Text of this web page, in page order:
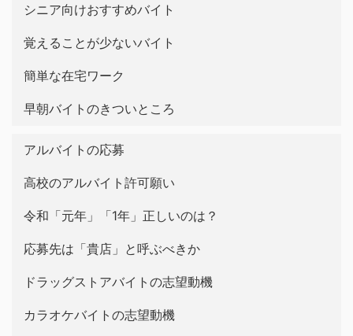
シニア向けおすすめバイト
覚えることが少ないバイト
簡単な在宅ワーク
早朝バイトのきついところ
アルバイトの応募
高校のアルバイト許可願い
令和「元年」「1年」正しいのは？
応募先は「貴店」と呼ぶべきか
ドラッグストアバイトの志望動機
カラオケバイトの志望動機